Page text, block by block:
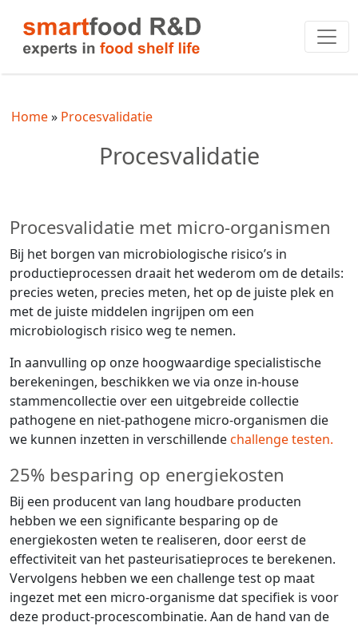
Home Procesvalidatie
Procesvalidatie
Procesvalidatie met micro-organismen
Bij het borgen van microbiologische risico’s in
productieprocessen draait het wederom om de details:
precies weten, precies meten, het op de juiste plek en
met de juiste middelen ingrijpen om een
microbiologisch risico weg te nemen.
In aanvulling op onze hoogwaardige specialistische
berekeningen, beschikken we via onze in-house
stammencollectie over een uitgebreide collectie
pathogene en niet-pathogene micro-organismen die
we kunnen inzetten in verschillendechallenge testen.
25% besparing op energiekosten
Bij een producent van lang houdbare producten
hebben we een significante besparing op de
energiekosten weten te realiseren, door eerst de
effectiviteit van het pasteurisatieproces te berekenen.
Vervolgens hebben we een challenge test op maat
ingezet met een micro-organisme dat specifiek is voor
deze product-procescombinatie. Aan de hand van de